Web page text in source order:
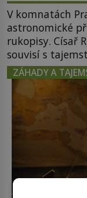
V komnatách
astronomické
rukopisy. Císař
souvisí s
poznání. Jenže
začínají
odnesl
zapomenuté
ZÁHADY A